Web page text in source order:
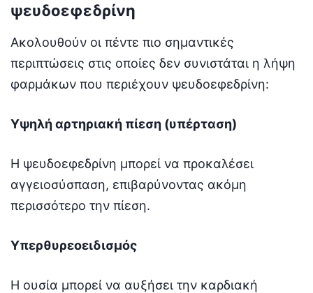
ψευδοεφεδρίνη
Ακολουθούν οι πέντε πιο σημαντικές
περιπτώσεις στις οποίες δεν συνιστάται η λήψη
φαρμάκων που περιέχουν ψευδοεφεδρίνη:
Υψηλή αρτηριακή πίεση (υπέρταση)
Η ψευδοεφεδρίνη μπορεί να προκαλέσει
αγγειοσύσπαση, επιβαρύνοντας ακόμη
περισσότερο την πίεση.
Υπερθυρεοειδισμός
Η ουσία μπορεί να αυξήσει την καρδιακή